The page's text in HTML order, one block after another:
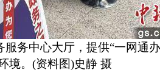
服务中心大厅，提供“一网通
境。(资料图)史静 摄